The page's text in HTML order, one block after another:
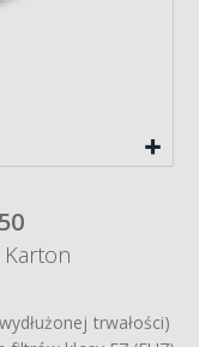
Karton
trwałości)